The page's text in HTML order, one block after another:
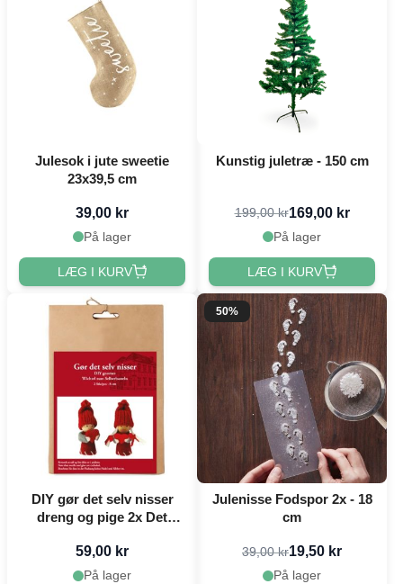
Julesok i jute sweetie
23x39,5 cm
39,00 kr
På lager
LÆG I KURV
Kunstig juletræ - 150 cm
199,00 kr169,00 kr
På lager
LÆG I KURV
DIY gør det selv nisser
dreng og pige 2x Det
59,00 kr
På lager
50%
Julenisse Fodspor 2x - 18
cm
39,00 kr19,50 kr
På lager